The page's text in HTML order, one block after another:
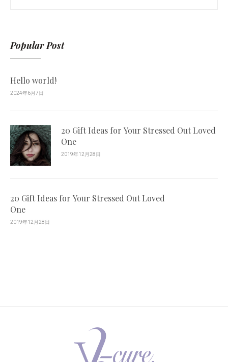
Popular Post
Hello world!
2024年6月7日
20 Gift Ideas for Your Stressed Out Loved
One
2019年12月28日
20 Gift Ideas for Your Stressed Out Loved
One
2019年12月28日